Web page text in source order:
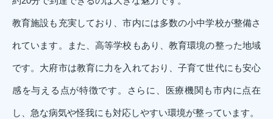
教育施設も充実しており、市内には多数の小中学校が整備さ
れています。また、高等学校もあり、教育環境の整った地域
です。大府市は教育に力を入れており、子育て世代にも安心
感を与える点が特徴です。さらに、医療機関も市内に点在
し、急な病気や怪我にも対応しやすい環境が整っています。